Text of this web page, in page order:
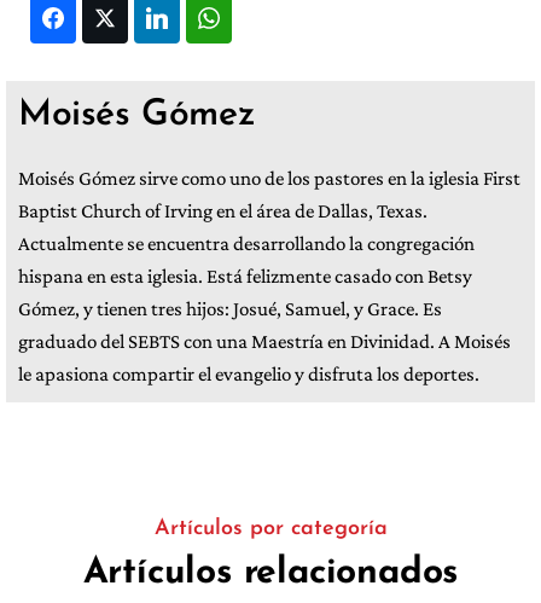
FacebookTwitter LinkedIn
Moisés Gómez
Moisés Gómez sirve como uno de los pastores en la iglesia First
Baptist Church of Irving en el área de Dallas, Texas.
Actualmente se encuentra desarrollando la congregación
hispana en esta iglesia. Está felizmente casado con Betsy
Gómez, y tienen tres hijos: Josué, Samuel, y Grace. Es
graduado del SEBTS con una Maestría en Divinidad. A Moisés
le apasiona compartir el evangelio y disfruta los deportes.
Artículos por categoría
Artículos relacionados